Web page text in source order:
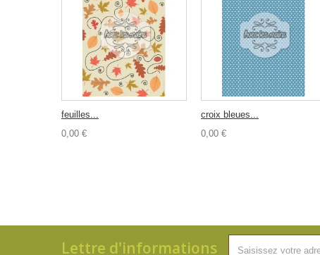
feuilles...
0,00 €
croix bleues...
0,00 €
Lettre d'informations